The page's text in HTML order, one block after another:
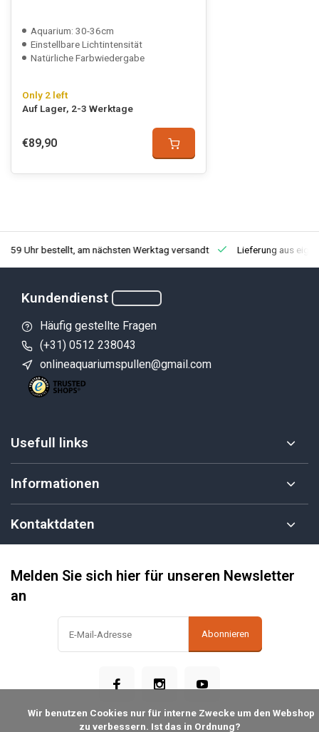
Aquarium: 30-36cm
Einstellbare Lichtintensität
Natürliche Farbwiedergabe
Only 2 left
Auf Lager, 2-3 Werktage
€89,90
Uhr bestellt, am nächsten Werktag versandt Lieferung aus
Kundendienst
Häufig gestellte Fragen
(+31) 0512 238043
onlineaquariumspullen@gmail.com
Usefull links
Informationen
Kontaktdaten
Melden Sie sich hier für unseren Newsletter
an
Abonnieren
zu verbessern. Ist das in Ordnung?